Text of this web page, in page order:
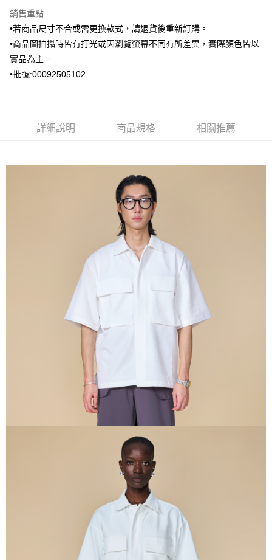
元大商業銀行
台新國際商業銀行
中國信託商業銀行
台灣樂天信用卡公司
聯邦商業銀行
元大商業銀行
永豐商業銀行
玉山商業銀行
星展（台灣）商業銀行
台灣樂天信用卡公司
運送方式
新竹物流宅配
每筆NT$120，滿NT$3,000(含以上)免運費
新竹物流離島宅配
銷售重點
•若商品尺寸不合或需更換款式，請退貨後重新訂購。
•商品圖拍攝時皆有打光或因瀏覽螢幕不同有所差異，實際顏色皆以
實品為主。
•批號:00092505102
詳細說明 商品規格 相關推薦